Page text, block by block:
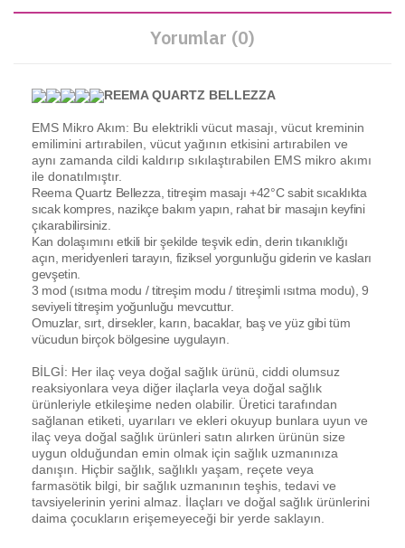
Yorumlar (0)
REEMA QUARTZ BELLEZZA
EMS Mikro Akım: Bu elektrikli vücut masajı, vücut kreminin
emilimini artırabilen, vücut yağının etkisini artırabilen ve
aynı zamanda cildi kaldırıp sıkılaştırabilen EMS mikro akımı
ile donatılmıştır.
Reema Quartz Bellezza, titreşim masajı +42°C sabit sıcaklıkta
sıcak kompres, nazikçe bakım yapın, rahat bir masajın keyfini
çıkarabilirsiniz.
Kan dolaşımını etkili bir şekilde teşvik edin, derin tıkanıklığı
açın, meridyenleri tarayın, fiziksel yorgunluğu giderin ve kasları
gevşetin.
3 mod (ısıtma modu / titreşim modu / titreşimli ısıtma modu), 9
seviyeli titreşim yoğunluğu mevcuttur.
Omuzlar, sırt, dirsekler, karın, bacaklar, baş ve yüz gibi tüm
vücudun birçok bölgesine uygulayın.
BİLGİ: Her ilaç veya doğal sağlık ürünü, ciddi olumsuz
reaksiyonlara veya diğer ilaçlarla veya doğal sağlık
ürünleriyle etkileşime neden olabilir. Üretici tarafından
sağlanan etiketi, uyarıları ve ekleri okuyup bunlara uyun ve
ilaç veya doğal sağlık ürünleri satın alırken ürünün size
uygun olduğundan emin olmak için sağlık uzmanınıza
danışın. Hiçbir sağlık, sağlıklı yaşam, reçete veya
farmasötik bilgi, bir sağlık uzmanının teşhis, tedavi ve
tavsiyelerinin yerini almaz. İlaçları ve doğal sağlık ürünlerini
daima çocukların erişemeyeceği bir yerde saklayın.